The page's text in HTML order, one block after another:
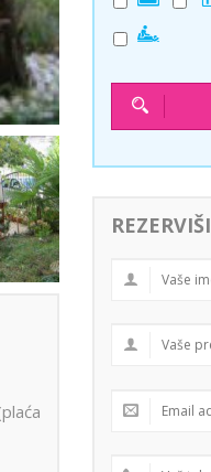
REZERVIŠI